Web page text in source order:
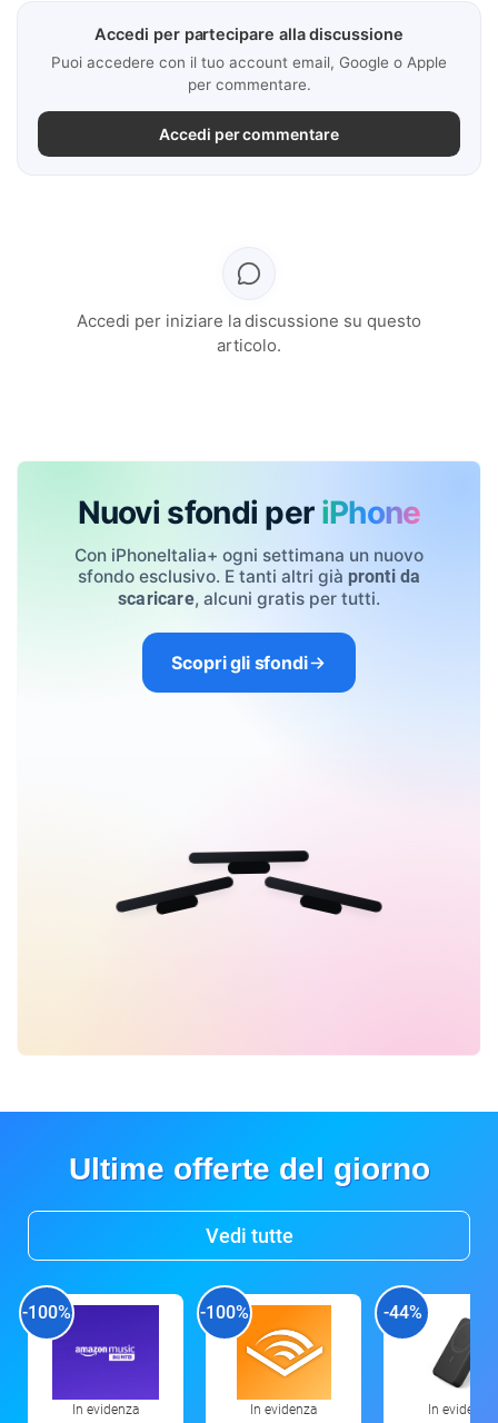
Accedi per partecipare alla discussione
Puoi accedere con il tuo account email, Google o Apple
per commentare.
Accedi per commentare
Accedi per iniziare la discussione su questo
articolo.
Nuovi sfondi per iPhone
Con iPhoneItalia+ ogni settimana un nuovo
sfondo esclusivo. E tanti altri già pronti da
scaricare, alcuni gratis per tutti.
Scopri gli sfondi
Ultime offerte del giorno
Vedi tutte
-100%
In evidenza
-100%
In evidenza
-44%
In evidenza